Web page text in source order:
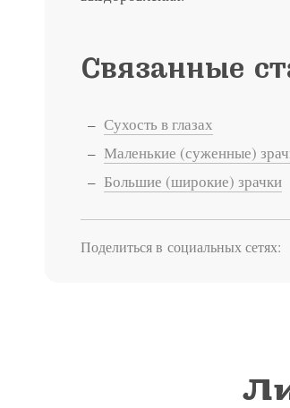
Связанные
Сухость в глазах
Маленькие (суженные)
Большие (широкие) зрачки
Поделиться в социальных сетях: